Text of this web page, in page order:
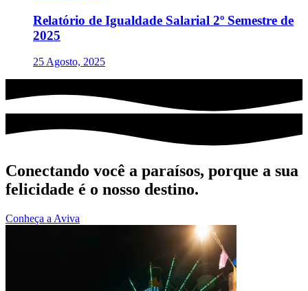
Relatório de Igualdade Salarial 2º Semestre de
2025
25 Agosto, 2025
Conectando você a paraísos, porque a sua
felicidade é o nosso destino.
Conheça a Aviva